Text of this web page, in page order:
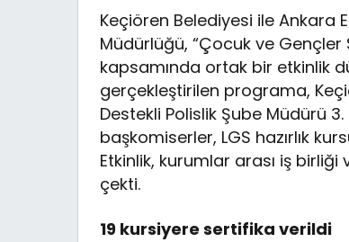
Keçiören Belediyesi ile Ankara
Müdürlüğü, “Çocuk ve Gençler
kapsamında ortak bir etkinlik
gerçekleştirilen programa,
Destekli Polislik Şube Müdürü 3.
başkomiserler, LGS hazırlık
Etkinlik, kurumlar arası iş
çekti.
19 kursiyere sertifika verildi